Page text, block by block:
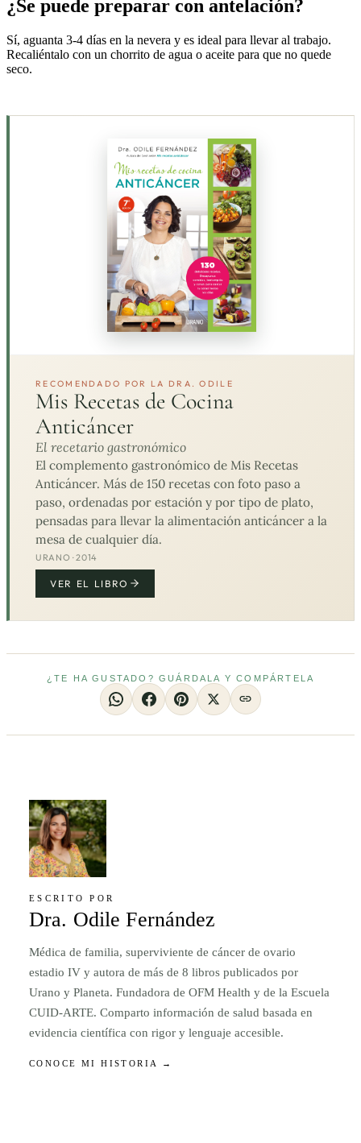
¿Se puede preparar con antelación?
Sí, aguanta 3-4 días en la nevera y es ideal para llevar al trabajo.
Recaliéntalo con un chorrito de agua o aceite para que no quede
seco.
RECOMENDADO POR LA DRA. ODILE
Mis Recetas de Cocina
Anticáncer
El recetario gastronómico
El complemento gastronómico de Mis Recetas
Anticáncer. Más de 150 recetas con foto paso a
paso, ordenadas por estación y por tipo de plato,
pensadas para llevar la alimentación anticáncer a la
mesa de cualquier día.
URANO · 2014
VER EL LIBRO
¿TE HA GUSTADO? GUÁRDALA Y COMPÁRTELA
ESCRITO POR
Dra. Odile Fernández
Médica de familia, superviviente de cáncer de ovario
estadio IV y autora de más de 8 libros publicados por
Urano y Planeta. Fundadora de OFM Health y de la Escuela
CUID-ARTE. Comparto información de salud basada en
evidencia científica con rigor y lenguaje accesible.
CONOCE MI HISTORIA →